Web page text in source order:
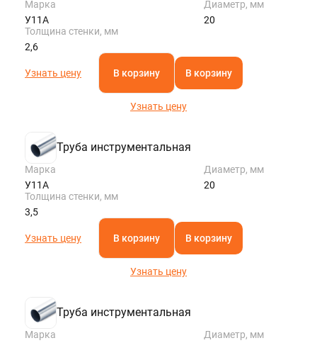
Марка
У11А
Диаметр, мм
20
Толщина стенки, мм
2,6
Узнать цену В корзину В корзину
Узнать цену
Труба инструментальная
Марка
У11А
Диаметр, мм
20
Толщина стенки, мм
3,5
Узнать цену В корзину В корзину
Узнать цену
Труба инструментальная
Марка
Диаметр, мм